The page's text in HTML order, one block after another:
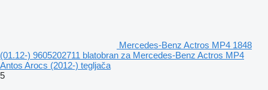
Mercedes-Benz Actros MP4 1848
(01.12-) 9605202711 blatobran za Mercedes-Benz Actros MP4
Antos Arocs (2012-) tegljača
5